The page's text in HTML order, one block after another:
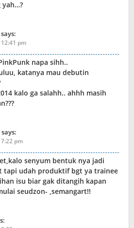
yah…?
says:
pm
napa sihh..
katanya mau debutin
kalo ga salahh.. ahhh masih
says:
pm
senyum bentuk nya jadi
tapi udah produktif bgt ya trainee
isu biar gak ditangih kapan
seudzon- ,semangart!!